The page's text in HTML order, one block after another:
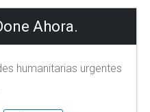
Ahora.
humanitarias urgentes